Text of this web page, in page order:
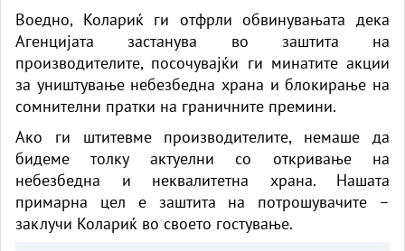
Воедно, Колариќ ги отфрли обвинувањата дека
Агенцијата застанува во заштита на
производителите, посочувајќи ги минатите акции
за уништување небезбедна храна и блокирање на
сомнителни пратки на граничните премини.
Ако ги штитевме производителите, немаше да
бидеме толку актуелни со откривање на
небезбедна и неквалитетна храна. Нашата
примарна цел е заштита на потрошувачите –
заклучи Колариќ во своето гостување.